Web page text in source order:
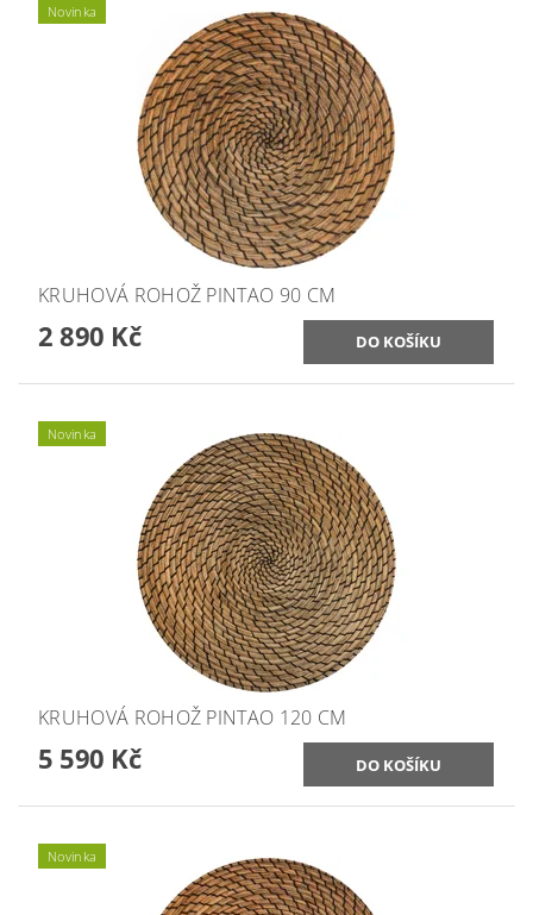
Novinka
KRUHOVÁ ROHOŽ PINTAO 90 CM
2 890 Kč
Novinka
KRUHOVÁ ROHOŽ PINTAO 120 CM
5 590 Kč
Novinka